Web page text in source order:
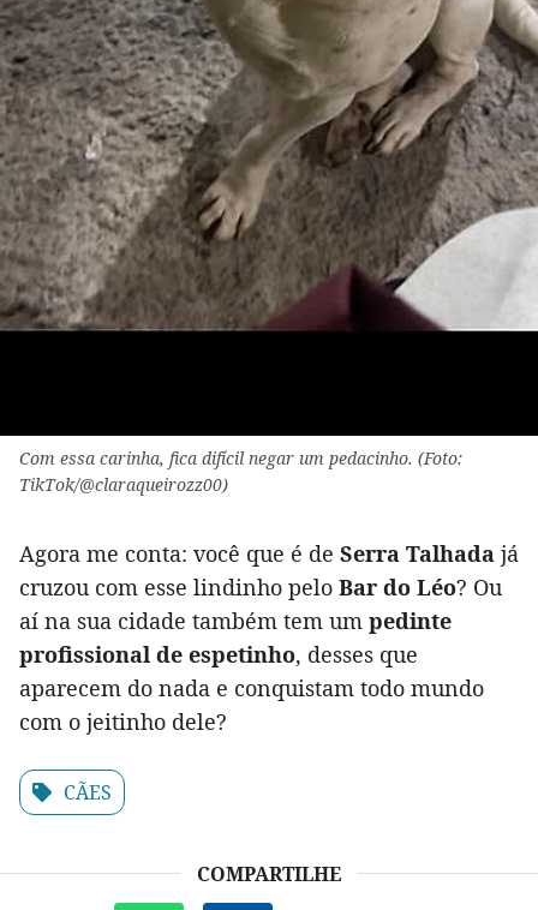
Com essa carinha, fica difícil negar um pedacinho. (Foto:
TikTok/@claraqueirozz00)
Agora me conta: você que é de Serra Talhada já
cruzou com esse lindinho pelo Bar do Léo? Ou
aí na sua cidade também tem um pedinte
profissional de espetinho, desses que
aparecem do nada e conquistam todo mundo
com o jeitinho dele?
CÃES
COMPARTILHE